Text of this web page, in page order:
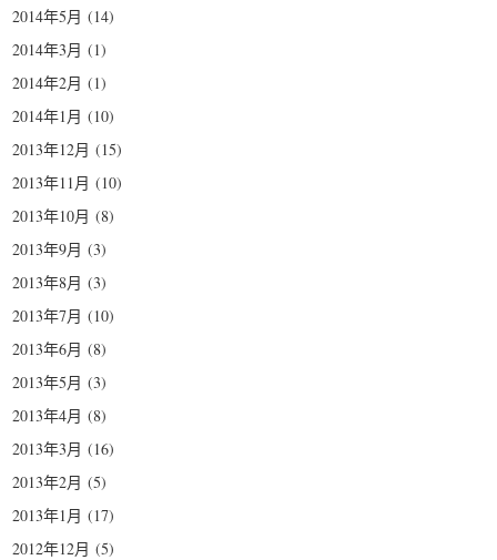
2014年5月 (14)
2014年3月 (1)
2014年2月 (1)
2014年1月 (10)
2013年12月 (15)
2013年11月 (10)
2013年10月 (8)
2013年9月 (3)
2013年8月 (3)
2013年7月 (10)
2013年6月 (8)
2013年5月 (3)
2013年4月 (8)
2013年3月 (16)
2013年2月 (5)
2013年1月 (17)
2012年12月 (5)